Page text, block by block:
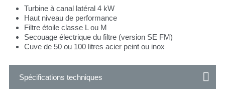
Turbine à canal latéral 4 kW
Haut niveau de performance
Filtre étoile classe L ou M
Secouage électrique du filtre (version SE FM)
Cuve de 50 ou 100 litres acier peint ou inox
Spécifications techniques